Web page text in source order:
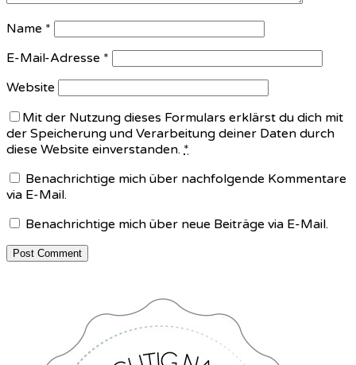
Name *
E-Mail-Adresse *
Website
Mit der Nutzung dieses Formulars erklärst du dich mit
der Speicherung und Verarbeitung deiner Daten durch
diese Website einverstanden. *
Benachrichtige mich über nachfolgende Kommentare
via E-Mail.
Benachrichtige mich über neue Beiträge via E-Mail.